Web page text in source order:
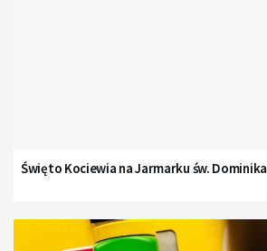
Święto Kociewia na Jarmarku św. Dominika